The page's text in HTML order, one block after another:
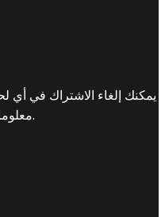
يمكنك إلغاء الاشتراك في أي
معلومات الاتصال لدينا في الإشعار القانوني.